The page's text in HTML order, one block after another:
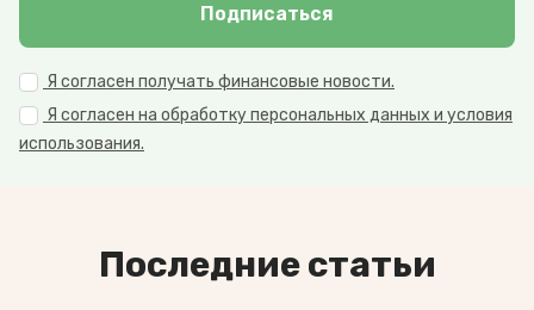
Подписаться
Я согласен получать финансовые новости.
Я согласен на обработку персональных данных и условия
использования.
Последние статьи